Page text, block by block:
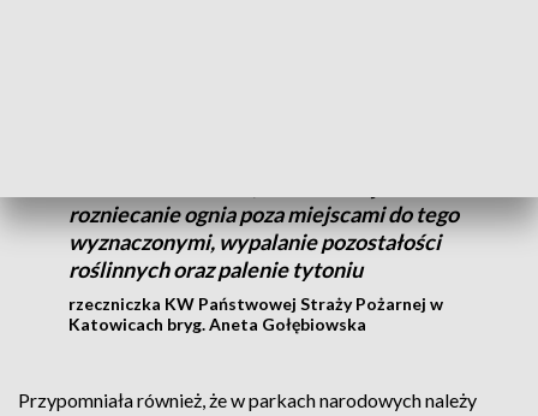
rozniecanie ognia poza miejscami do tego
wyznaczonymi, wypalanie pozostałości
roślinnych oraz palenie tytoniu
rzeczniczka KW Państwowej Straży Pożarnej w
Katowicach bryg. Aneta Gołębiowska
Przypomniała również, że w parkach narodowych należy